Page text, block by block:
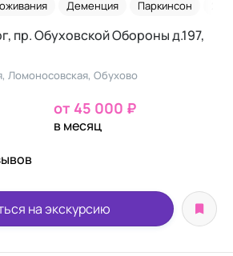
Деменция Паркинсон
пр. Обуховской Обороны д.197,
Ломоносовская, Обухово
от 45 000 ₽
в месяц
на экскурсию